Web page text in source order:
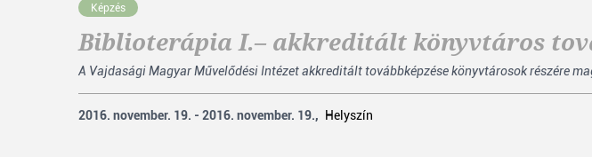
Képzés
Biblioterápia I.– akkreditált könyvtáros
A Vajdasági Magyar Művelődési Intézet akkreditált továbbképzése könyvtárosok részére
2016. november. 19. - 2016. november. 19., Helyszín